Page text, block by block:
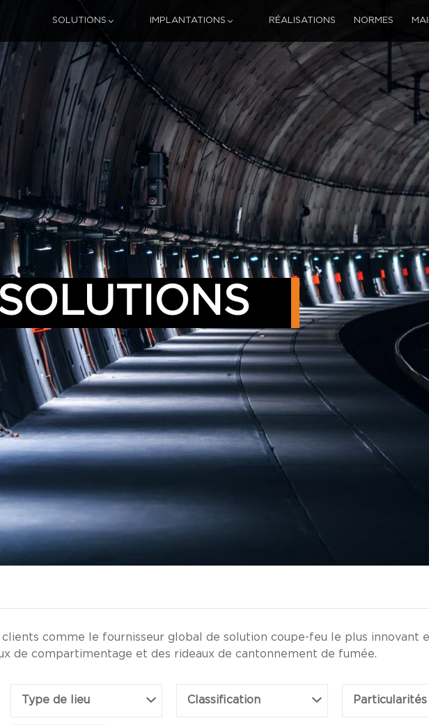
SOLUTIONS IMPLANTATIONS RÉALISATIONS NORMES
clients comme le fournisseur global de solution coupe-feu le plus innovant
de compartimentage et des rideaux de cantonnement de fumée.
Type de lieu Classification Particularités